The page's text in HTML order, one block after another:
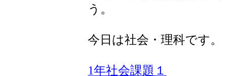
う。
今日は社会・理科です。
1年社会課題１